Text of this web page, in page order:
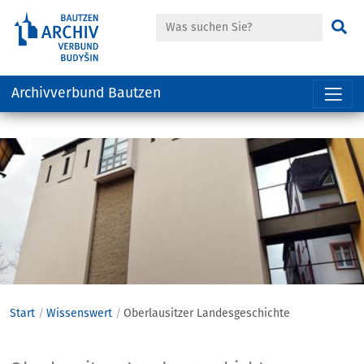
Hauptregion
der
Seite
anspringen
Suche
Archivverbund Bautzen
Start Wissenswert Oberlausitzer Landesgeschichte